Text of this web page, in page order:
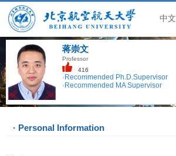
中文
蒋崇文
Professor
416
·Recommended Ph.D.Supervisor
·Recommended MA Supervisor
· Personal Information